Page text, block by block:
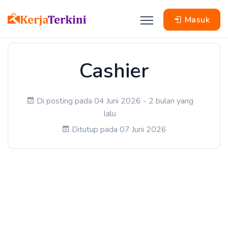
Masuk
Cashier
Di posting pada 04 Juni 2026 - 2 bulan yang
lalu
Ditutup pada 07 Juni 2026